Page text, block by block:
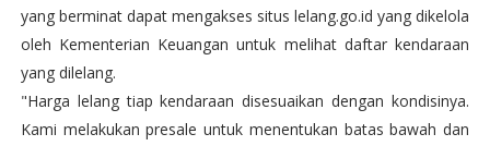
yang berminat dapat mengakses situs lelang.go.id yang dikelola
oleh Kementerian Keuangan untuk melihat daftar kendaraan
yang dilelang.
"Harga lelang tiap kendaraan disesuaikan dengan kondisinya.
Kami melakukan presale untuk menentukan batas bawah dan